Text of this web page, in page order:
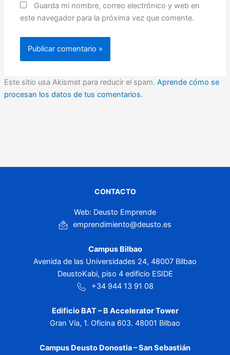
Guarda mi nombre, correo electrónico y web en
este navegador para la próxima vez que comente.
Este sitio usa Akismet para reducir el spam. Aprende cómo se
procesan los datos de tus comentarios.
CONTACTO
Web: Deusto Emprende
emprendimiento@deusto.es
Campus Bilbao
Avenida de las Universidades 24, 48007 Bilbao
DeustoKabi, piso 4 edificio ESIDE
+34 944 13 91 08
Edificio BAT – B Accelerator Tower
Gran Vía, 1. Oficina 603. 48001 Bilbao
Campus Deusto Donostia – San Sebastián